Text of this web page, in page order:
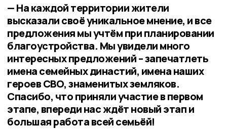
— На каждой территории жители
высказали своё уникальное мнение, и все
предложения мы учтём при планировании
благоустройства. Мы увидели много
интересных предложений – запечатлеть
имена семейных династий, имена наших
героев СВО, знаменитых земляков.
Спасибо, что приняли участие в первом
этапе, впереди нас ждёт новый этап и
большая работа всей семьёй!